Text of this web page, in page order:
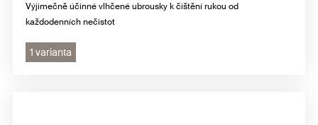
Výjimečně účinné vlhčené ubrousky k čištění rukou od
každodenních nečistot
1 varianta